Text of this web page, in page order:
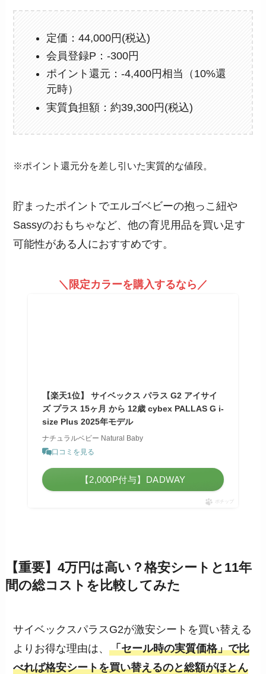
定価：44,000円(税込)
会員登録P：-300円
ポイント還元：-4,400円相当（10%還
元時）
実質負担額：約39,300円(税込)
※ポイント還元分を差し引いた実質的な値段。
貯まったポイントでエルゴベビーの抱っこ紐や
Sassyのおもちゃなど、他の育児用品を買い足す
可能性がある人におすすめです。
＼限定カラーを購入するなら／
【楽天1位】 サイベックス パラス G2 アイサイ
ズ プラス 15ヶ月 から 12歳 cybex PALLAS G i-
size Plus 2025年モデル
ナチュラルベビー Natural Baby
口コミを見る
【2,000P付与】DADWAY
ポチップ
【重要】4万円は高い？格安シートと11年
間の総コストを比較してみた
サイベックスパラスG2が激安シートを買い替える
よりお得な理由は、「セール時の実質価格」で比
べれば格安シートを買い替えるのと総額がほとん